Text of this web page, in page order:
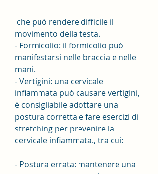
movimento della testa.
- Formicolio: il formicolio può
manifestarsi nelle braccia e nelle
mani.
- Vertigini: una cervicale
infiammata può causare vertigini,
è consigliabile adottare una
postura corretta e fare esercizi di
stretching per prevenire la
cervicale infiammata., tra cui:
- Postura errata: mantenere una